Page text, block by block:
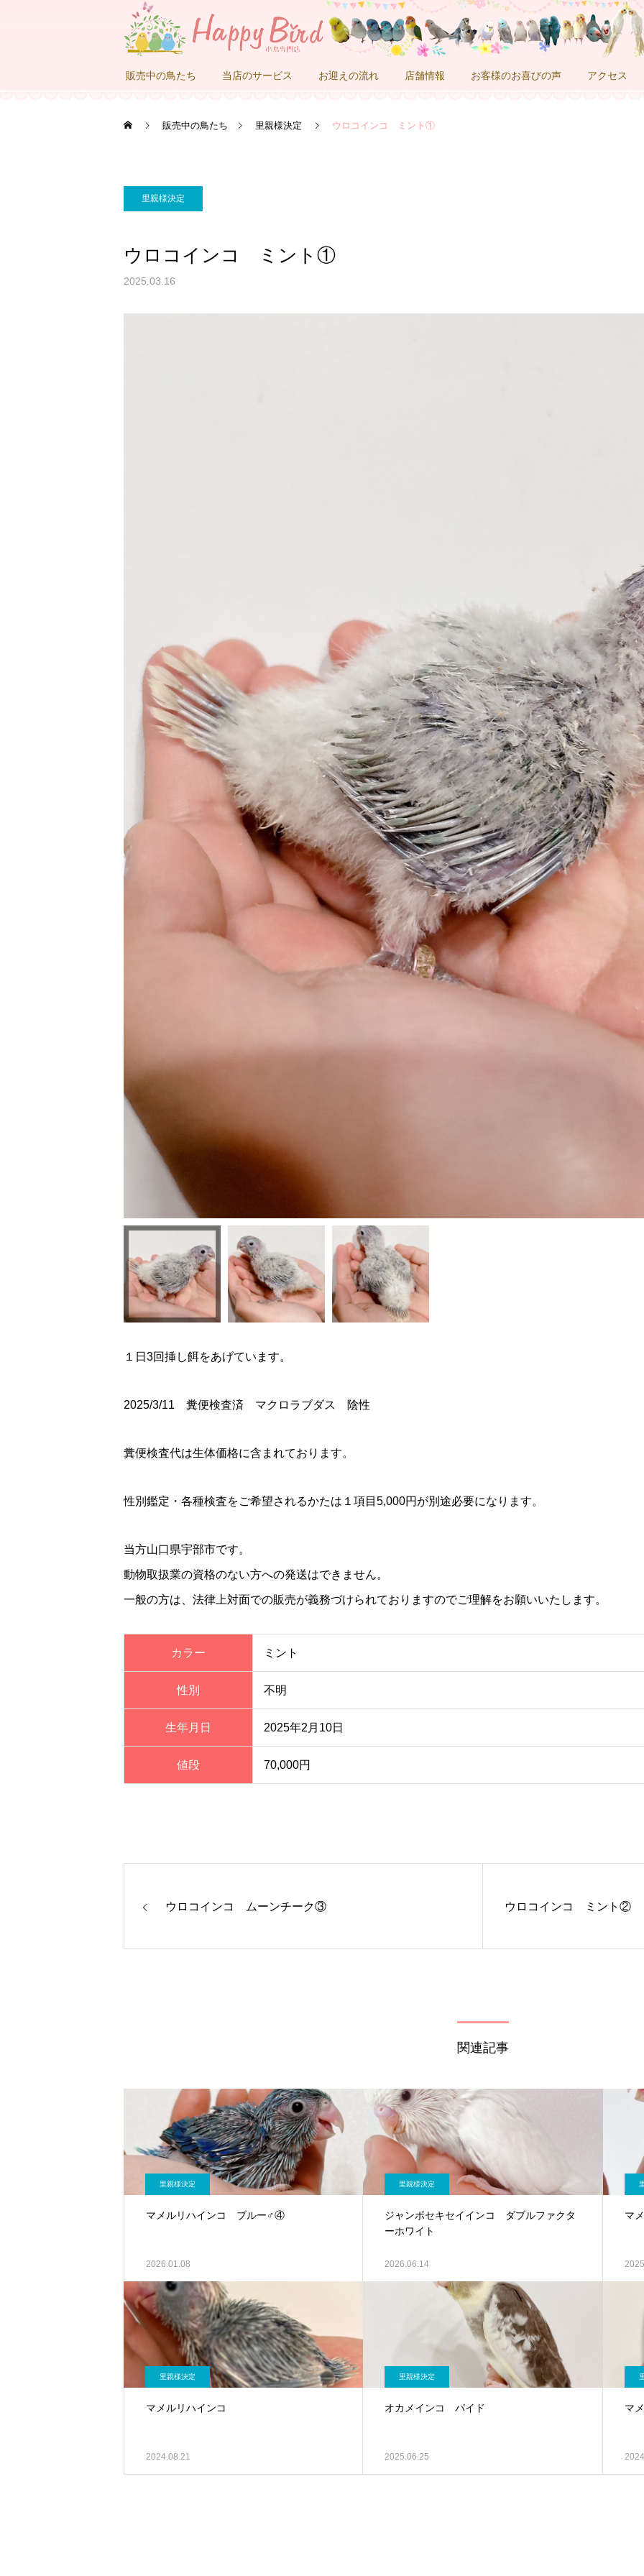
販売中の鳥たち 当店のサービス お迎えの流れ 店舗情報 お客様のお喜びの声 アクセス
販売中の鳥たち 里親様決定 ウロコインコ ミント①
里親様決定
ウロコインコ ミント①
2025.03.16
１日3回挿し餌をあげています。
2025/3/11 糞便検査済 マクロラブダス 陰性
糞便検査代は生体価格に含まれております。
性別鑑定・各種検査をご希望されるかたは１項目5,000円が別途必要になります。
当方山口県宇部市です。
動物取扱業の資格のない方への発送はできません。
一般の方は、法律上対面での販売が義務づけられておりますのでご理解をお願いいたします。
カラー ミント
性別 不明
生年月日 2025年2月10日
値段 70,000円
ウロコインコ ムーンチーク③ ウロコインコ ミント②
関連記事
里親様決定
マメルリハインコ ブルー♂④
2026.01.08
里親様決定
ジャンボセキセイインコ ダブルファクタ
ーホワイト
2026.06.14
マ
里親様決定
マメルリハインコ
2024.08.21
里親様決定
オカメインコ パイド
2025.06.25
マ